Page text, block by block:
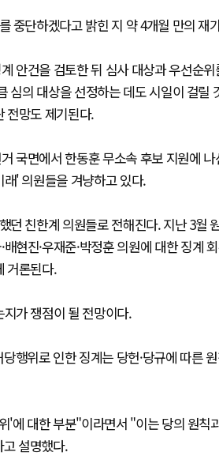
중단하겠다고 밝힌 지 약 4개월 만의 재
안건을 검토한 뒤 심사 대상과 우선순
심의 대상을 선정하는 데도 시일이 걸릴
전망도 제기된다.
국면에서 한동훈 무소속 후보 지원에
' 의원들을 겨냥하고 있다.
던 친한계 의원들로 전해진다. 지난 3월
배현진·우재준·박정훈 의원에 대한 징계
거론된다.
가 쟁점이 될 전망이다.
행위로 인한 징계는 당헌·당규에 따른
'에 대한 부분"이라면서 "이는 당의 원칙
설명했다.